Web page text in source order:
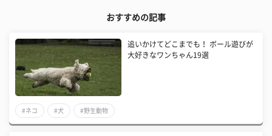
おすすめの記事
追いかけてどこまでも！ ボール遊びが
大好きなワンちゃん19選
#ネコ #犬 #野生動物